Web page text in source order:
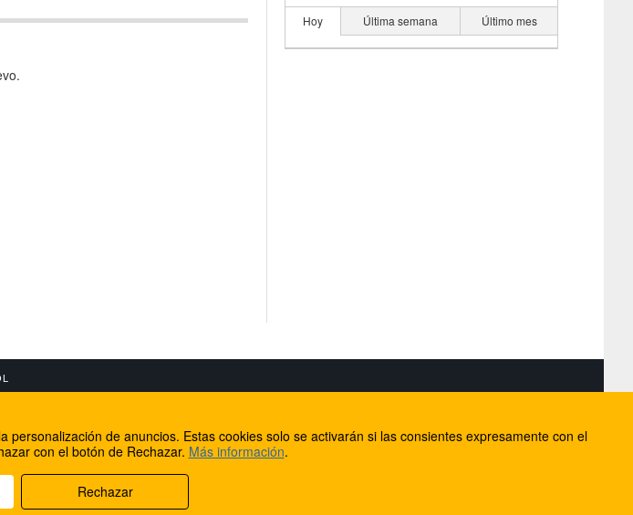
Hoy Última semana Último mes
Internet Rural Mallorca
Registro de dominios
de anuncios. Estas cookies solo se activarán si las consientes expresamente con el
con el botón de Rechazar. Más información.
Rechazar